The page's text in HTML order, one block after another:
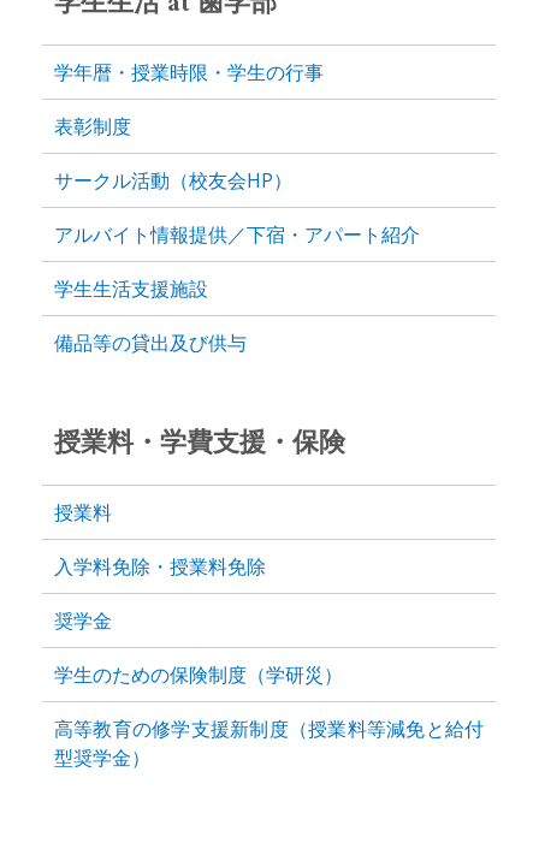
学年暦・授業時限・学生の行事
表彰制度
サークル活動（校友会HP）
アルバイト情報提供／下宿・アパート紹介
学生生活支援施設
備品等の貸出及び供与
授業料・学費支援・保険
授業料
入学料免除・授業料免除
奨学金
学生のための保険制度（学研災）
高等教育の修学支援新制度（授業料等減免と給付
型奨学金）